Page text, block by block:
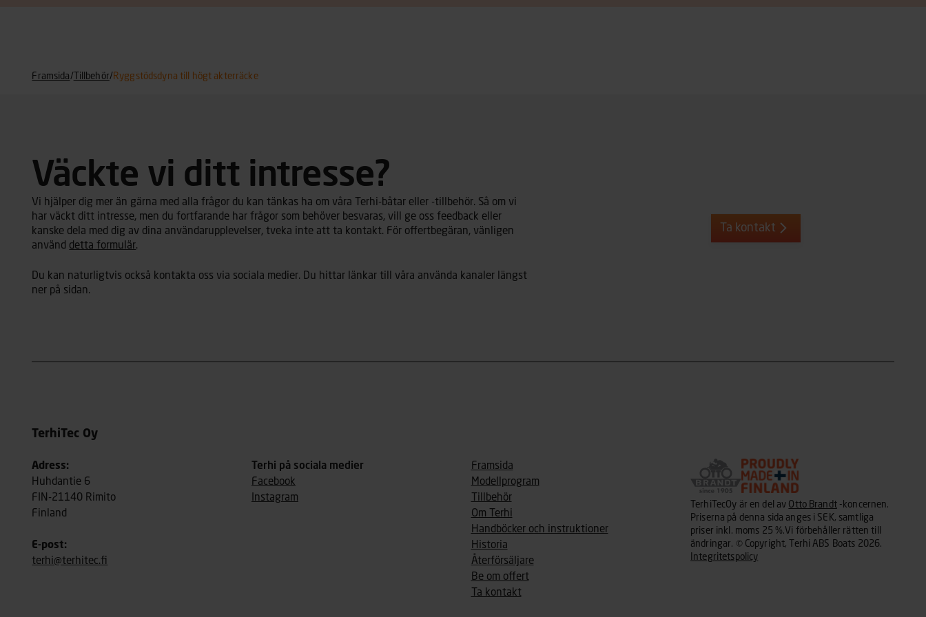
Framsida/ Tillbehör/ Ryggstödsdyna till högt akterräcke
Väckte vi ditt intresse?
Vi hjälper dig mer än gärna med alla frågor du kan tänkas ha om våra Terhi-båtar eller -tillbehör. Så om vi
har väckt ditt intresse, men du fortfarande har frågor som behöver besvaras, vill ge oss feedback eller
kanske dela med dig av dina användarupplevelser, tveka inte att ta kontakt. För offertbegäran, vänligen
använd detta formulär.
Du kan naturligtvis också kontakta oss via sociala medier. Du hittar länkar till våra använda kanaler längst
ner på sidan.
Ta kontakt
TerhiTec Oy
Adress:
Huhdantie 6
FIN-21140 Rimito
Finland
E-post:
terhi@terhitec.fi
Terhi på sociala medier
Facebook
Instagram
Framsida
Modellprogram
Tillbehör
Om Terhi
Handböcker och instruktioner
Historia
Återförsäljare
Be om offert
Ta kontakt
TerhiTecOy är en del av Otto Brandt-koncernen.
Priserna på denna sida anges i SEK, samtliga
priser inkl. moms 25 %.Vi förbehåller rätten till
ändringar. © Copyright, Terhi ABS Boats 2026.
Integritetspolicy